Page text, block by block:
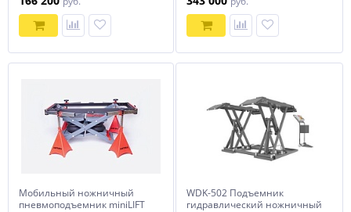
NORDBERG N631-3,5G
Мобильный ножничный
пневмоподъемник miniLIFT
WDK-502 Подъемник
гидравлический ножничный